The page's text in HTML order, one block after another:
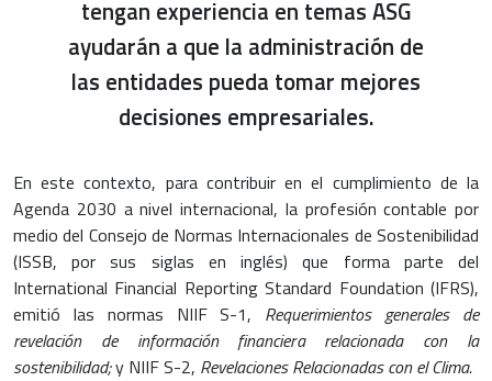
tengan experiencia en temas ASG
ayudarán a que la administración de
las entidades pueda tomar mejores
decisiones empresariales.
En este contexto, para contribuir en el cumplimiento de la
Agenda 2030 a nivel internacional, la profesión contable por
medio del Consejo de Normas Internacionales de Sostenibilidad
(ISSB, por sus siglas en inglés) que forma parte del
International Financial Reporting Standard Foundation (IFRS),
emitió las normas NIIF S-1, Requerimientos generales de
revelación de información financiera relacionada con la
sostenibilidad;y NIIF S-2, Revelaciones Relacionadas con el Clima.